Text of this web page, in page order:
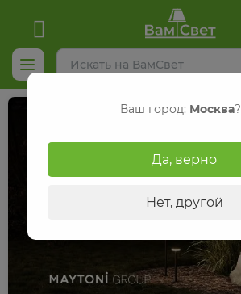
Ваш город: Москва?
Да, верно
Нет, другой